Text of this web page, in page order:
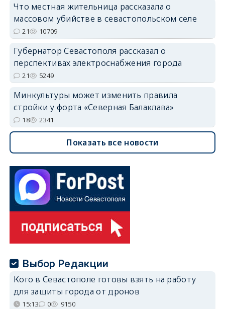
Что местная жительница рассказала о
массовом убийстве в севастопольском селе
21 10709
Губернатор Севастополя рассказал о
перспективах электроснабжения города
21 5249
Минкультуры может изменить правила
стройки у форта «Северная Балаклава»
18 2341
Показать все новости
Выбор Редакции
Кого в Севастополе готовы взять на работу
для защиты города от дронов
15:13 0 9150